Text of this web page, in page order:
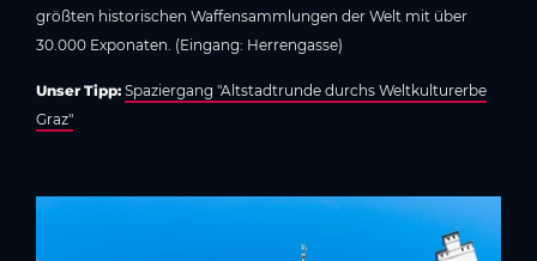
größten historischen Waffensammlungen der Welt mit über
30.000 Exponaten. (Eingang: Herrengasse)
Unser Tipp: Spaziergang "Altstadtrunde durchs Weltkulturerbe
Graz"